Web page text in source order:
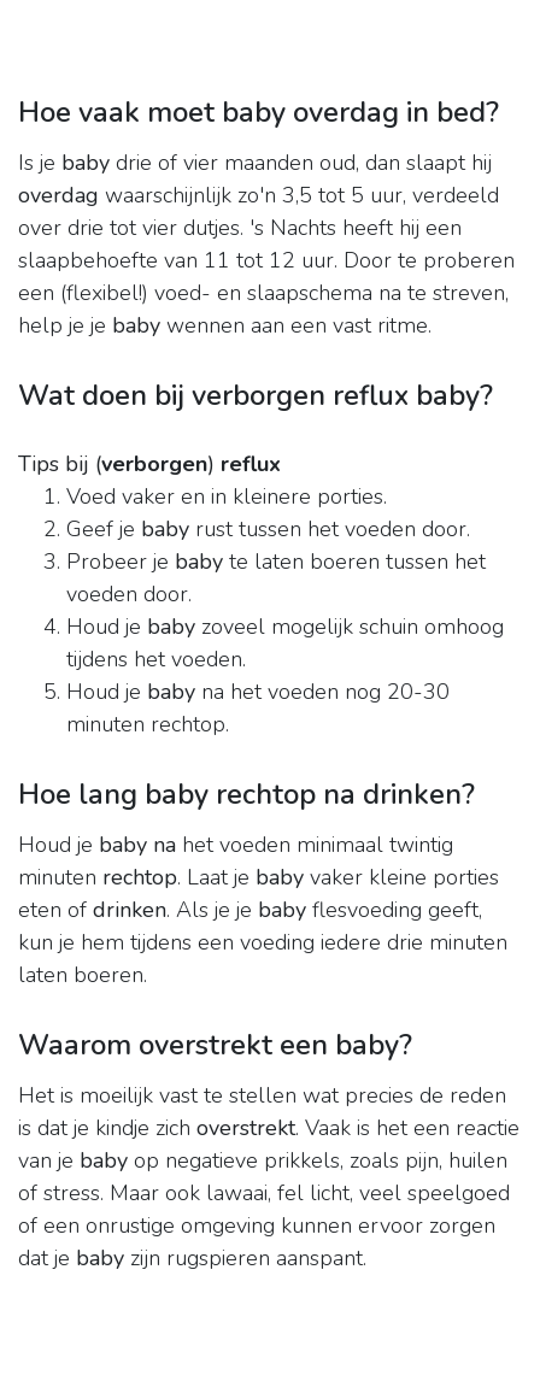
Hoe vaak moet baby overdag in bed?
Is je baby drie of vier maanden oud, dan slaapt hij
overdag waarschijnlijk zo'n 3,5 tot 5 uur, verdeeld
over drie tot vier dutjes. 's Nachts heeft hij een
slaapbehoefte van 11 tot 12 uur. Door te proberen
een (flexibel!) voed- en slaapschema na te streven,
help je je baby wennen aan een vast ritme.
Wat doen bij verborgen reflux baby?
Tips bij (verborgen) reflux
Voed vaker en in kleinere porties.
Geef je baby rust tussen het voeden door.
Probeer je baby te laten boeren tussen het
voeden door.
Houd je baby zoveel mogelijk schuin omhoog
tijdens het voeden.
Houd je baby na het voeden nog 20-30
minuten rechtop.
Hoe lang baby rechtop na drinken?
Houd je baby na het voeden minimaal twintig
minuten rechtop. Laat je baby vaker kleine porties
eten of drinken. Als je je baby flesvoeding geeft,
kun je hem tijdens een voeding iedere drie minuten
laten boeren.
Waarom overstrekt een baby?
Het is moeilijk vast te stellen wat precies de reden
is dat je kindje zich overstrekt. Vaak is het een reactie
van je baby op negatieve prikkels, zoals pijn, huilen
of stress. Maar ook lawaai, fel licht, veel speelgoed
of een onrustige omgeving kunnen ervoor zorgen
dat je baby zijn rugspieren aanspant.